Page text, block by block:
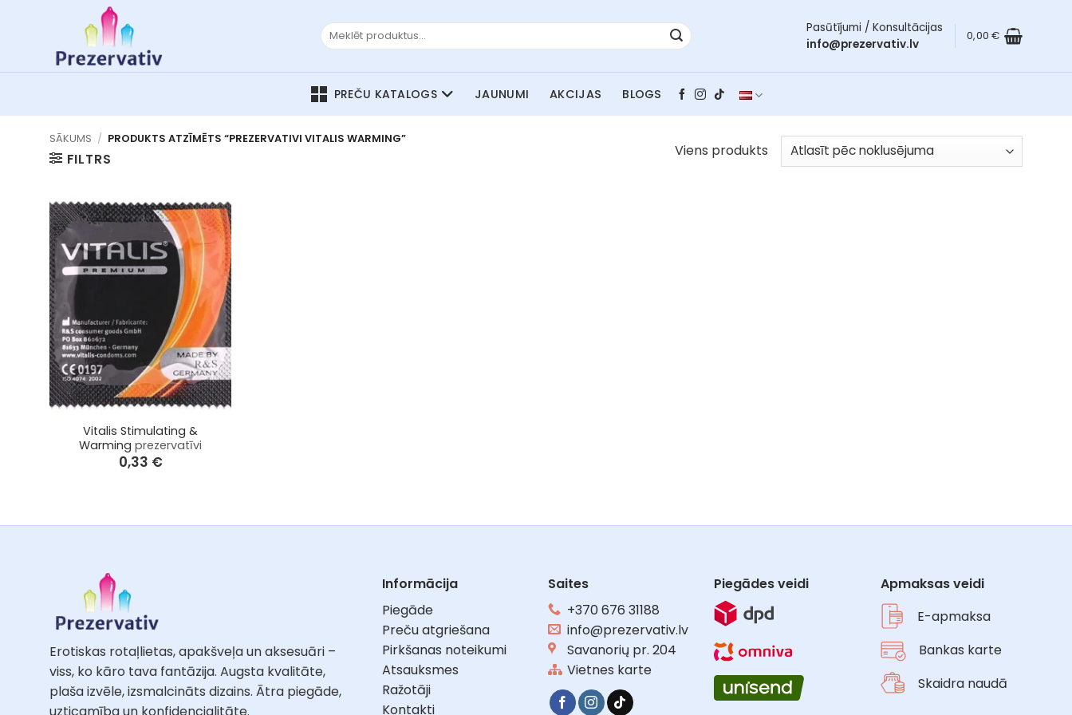
Meklēt:
Pasūtījumi / Konsultācijas
info@prezervativ.lv
0,00€
JAUNUMI AKCIJAS BLOGS
SĀKUMS / PRODUKTS ATZĪMĒTS “PREZERVATIVI VITALIS WARMING”
FILTRS
Viens produkts
+
Vitalis Stimulating &
Warming prezervatīvi
0,33 €
Erotiskas rotaļlietas, apakšveļa un aksesuāri –
viss, ko kāro tava fantāzija. Augsta kvalitāte,
plaša izvēle, izsmalcināts dizains. Ātra piegāde,
uzticamība un konfidencialitāte.
Informācija
Piegāde
Preču atgriešana
Pirkšanas noteikumi
Atsauksmes
Ražotāji
Kontakti
Saites
+370 676 31188
info@prezervativ.lv
Savanorių pr. 204
Vietnes karte
Piegādes veidi
Apmaksas veidi
E-apmaksa
Bankas karte
Skaidra naudā